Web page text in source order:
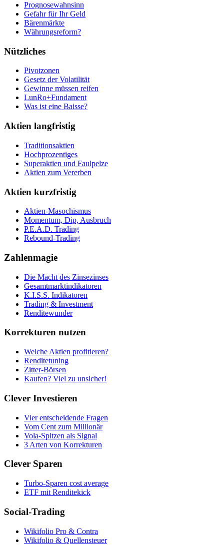
Prognosewahnsinn
Gefahr für Ihr Geld
Bärenmärkte
Währungsreform?
Nützliches
Pivotzonen
Gesetz der Volatilität
Gewinne müssen reifen
LunRo+Fundament
Was ist eine Baisse?
Aktien langfristig
Traditionsaktien
Hochprozentiges
Superaktien und Faulpelze
Aktien zum Vererben
Aktien kurzfristig
Aktien-Masochismus
Momentum, Dip, Ausbruch
P.E.A.D. Trading
Rebound-Trading
Zahlenmagie
Die Macht des Zinsezinses
Gesamtmarktindikatoren
K.I.S.S. Indikatoren
Trading & Investment
Renditewunder
Korrekturen nutzen
Welche Aktien profitieren?
Renditetuning
Zitter-Börsen
Kaufen? Viel zu unsicher!
Clever Investieren
Vier entscheidende Fragen
Vom Cent zum Millionär
Vola-Spitzen als Signal
3 Arten von Korrekturen
Clever Sparen
Turbo-Sparen cost average
ETF mit Renditekick
Social-Trading
Wikifolio Pro & Contra
Wikifolio & Quellensteuer